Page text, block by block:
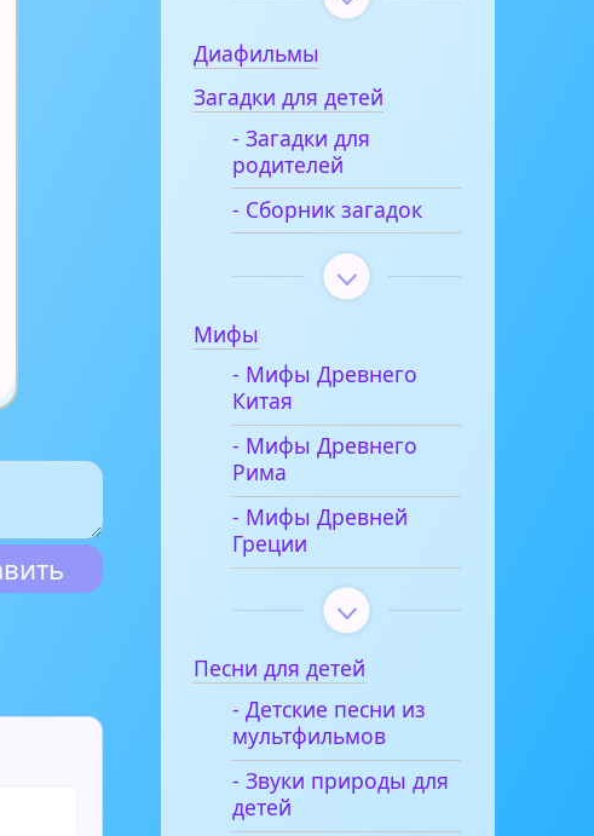
Диафильмы
Загадки для детей
- Загадки для
родителей
- Сборник загадок
Мифы
- Мифы Древнего
Китая
- Мифы Древнего
Рима
- Мифы Древней
Греции
Песни для детей
- Детские песни из
мультфильмов
- Звуки природы для
детей